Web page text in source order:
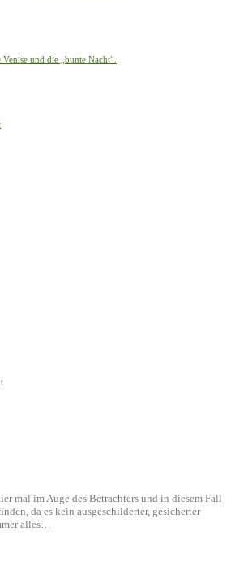
und die „bunte Nacht“.
mal im Auge des Betrachters und in diesem Fall
da es kein ausgeschilderter, gesicherter
alles…